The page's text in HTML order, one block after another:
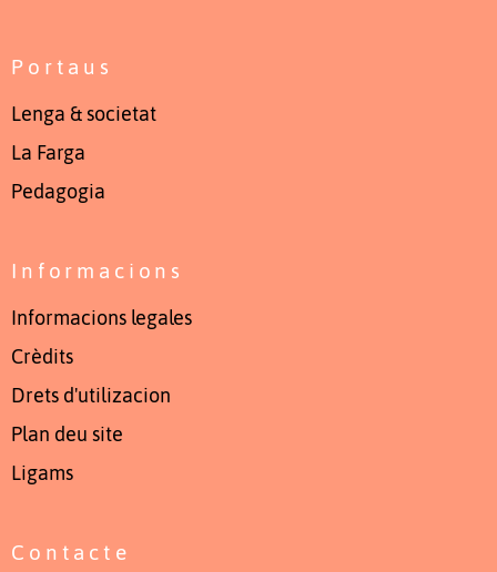
Portaus
Lenga & societat
La Farga
Pedagogia
Informacions
Informacions legales
Crèdits
Drets d'utilizacion
Plan deu site
Ligams
Contacte